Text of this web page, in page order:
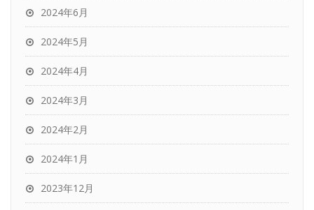
2024年6月
2024年5月
2024年4月
2024年3月
2024年2月
2024年1月
2023年12月